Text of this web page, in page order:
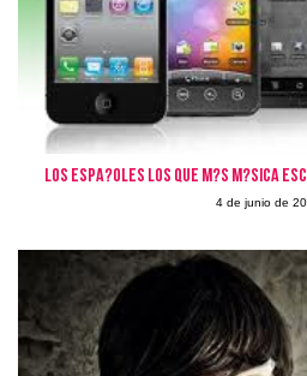
Los espa?oles los que m?s m?sica
4 de junio de